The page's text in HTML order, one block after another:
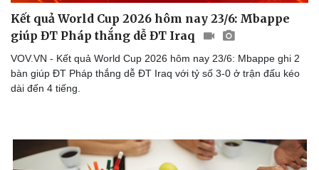
Nhi khoa
Nam khoa
Làm đẹp - giảm cân
Ăn sạch sống khỏe
Kết quả World Cup 2026 hôm nay 23/6: Mbappe
giúp ĐT Pháp thắng dễ ĐT Iraq
VOV.VN - Kết quả World Cup 2026 hôm nay 23/6: Mbappe ghi 2
bàn giúp ĐT Pháp thắng dễ ĐT Iraq với tỷ số 3-0 ở trận đấu kéo
dài đến 4 tiếng.